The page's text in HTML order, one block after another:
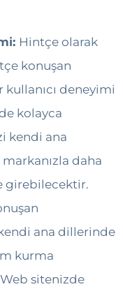
Hintçe olarak
konuşan
deneyimi
kolayca
kendi ana
daha
girebilecektir.
ana dillerinde
kurma
Web sitenizde